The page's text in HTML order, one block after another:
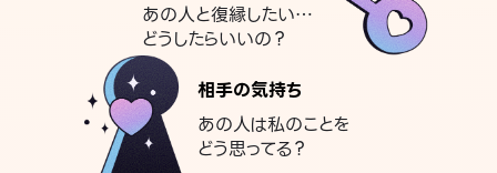
あの人と復縁したい…
どうしたらいいの？
相手の気持ち
あの人は私のことを
どう思ってる？